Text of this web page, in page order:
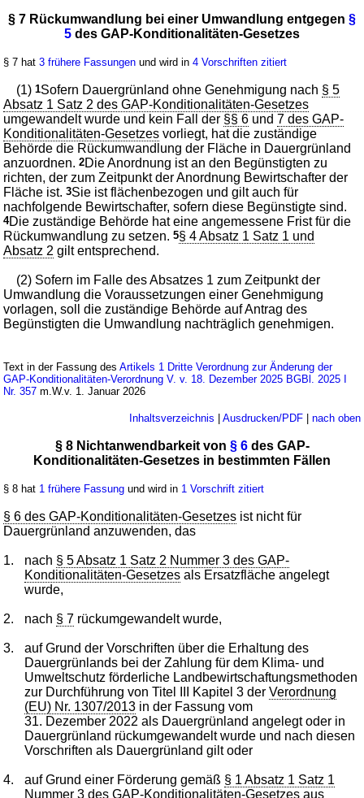
§ 7 Rückumwandlung bei einer Umwandlung entgegen §
5 des GAP-Konditionalitäten-Gesetzes
§ 7 hat3 frühere Fassungen und wird in4 Vorschriften zitiert
(1)1Sofern Dauergrünland ohne Genehmigung nach § 5
Absatz 1 Satz 2 des GAP-Konditionalitäten-Gesetzes
umgewandelt wurde und kein Fall der §§ 6 und7 des GAP-
Konditionalitäten-Gesetzes vorliegt, hat die zuständige
Behörde die Rückumwandlung der Fläche in Dauergrünland
anzuordnen.2Die Anordnung ist an den Begünstigten zu
richten, der zum Zeitpunkt der Anordnung Bewirtschafter der
Fläche ist.3Sie ist flächenbezogen und gilt auch für
nachfolgende Bewirtschafter, sofern diese Begünstigte sind.
4Die zuständige Behörde hat eine angemessene Frist für die
Rückumwandlung zu setzen.5§ 4 Absatz 1 Satz 1 und
Absatz 2 gilt entsprechend.
(2) Sofern im Falle des Absatzes 1 zum Zeitpunkt der
Umwandlung die Voraussetzungen einer Genehmigung
vorlagen, soll die zuständige Behörde auf Antrag des
Begünstigten die Umwandlung nachträglich genehmigen.
Text in der Fassung desArtikels 1 Dritte Verordnung zur Änderung der
GAP-Konditionalitäten-Verordnung V. v. 18. Dezember 2025 BGBl. 2025 I
Nr. 357 m.W.v. 1. Januar 2026
Inhaltsverzeichnis Ausdrucken/PDF| nach oben
§ 8 Nichtanwendbarkeit von § 6des GAP-
Konditionalitäten-Gesetzes in bestimmten Fällen
§ 8 hat 1 frühere Fassung und wird in 1 Vorschrift zitiert
§ 6 des GAP-Konditionalitäten-Gesetzes ist nicht für
Dauergrünland anzuwenden, das
1. nach § 5 Absatz 1 Satz 2 Nummer 3 des GAP-
Konditionalitäten-Gesetzes als Ersatzfläche angelegt
wurde,
2. nach § 7 rückumgewandelt wurde,
3.
auf Grund der Vorschriften über die Erhaltung des
Dauergrünlands bei der Zahlung für dem Klima- und
Umweltschutz förderliche Landbewirtschaftungsmethoden
zur Durchführung von Titel III Kapitel 3 derVerordnung
(EU) Nr. 1307/2013 in der Fassung vom
31. Dezember 2022 als Dauergrünland angelegt oder in
Dauergrünland rückumgewandelt wurde und nach diesen
Vorschriften als Dauergrünland gilt oder
4. auf Grund einer Förderung gemäß § 1 Absatz 1 Satz 1
Nummer 3 des GAP-Konditionalitäten-Gesetzes aus